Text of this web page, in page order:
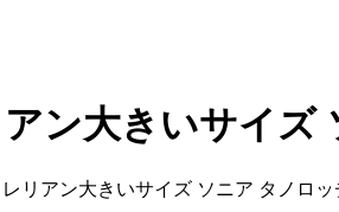
ン大きいサイ
リアン大きいサイズ ソニア タノロ